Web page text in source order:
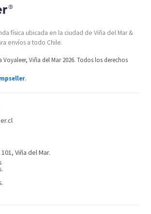
física ubicada en la ciudad de Viña del Mar &
envíos a todo Chile.
Voyaleer, Viña del Mar 2026. Todos los derechos
.
Viña del Mar.